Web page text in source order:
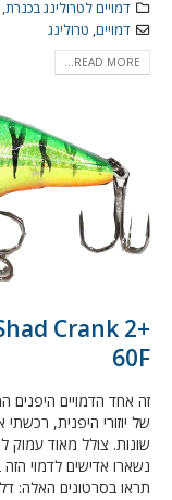
דמויים לטרולינג בכנרת,
דמויים, טרולינג
READ MORE...
Crank 2+
60F
זה אחד הדמויים היפנים
של יוזורי היפנית,
שונות. צולל מאוד עמוק
נשארו אדישים לדמוי
תראו בסרטונים האלה: